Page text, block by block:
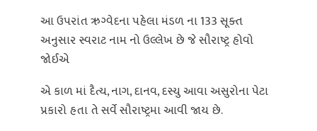
આ ઉપરાંત ઋગ્વેદના પહેલા મંડળ ના 133 સૂક્ત
અનુસાર સ્વરાટ નામ નો ઉલ્લેખ છે જે સૌરાષ્ટ્ર હોવો
જોઈએ
એ કાળ માં દૈત્ય, નાગ, દાનવ, દસ્યુ આવા અસુરોના પેટા
પ્રકારો હતા તે સર્વે સૌરાષ્ટ્રમા આવી જાય છે.